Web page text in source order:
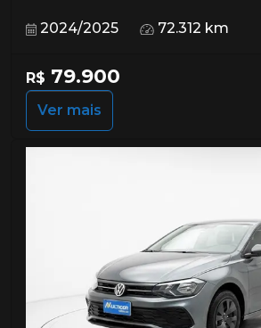
2024/2025 72.312 km
R$ 79.900
Ver mais